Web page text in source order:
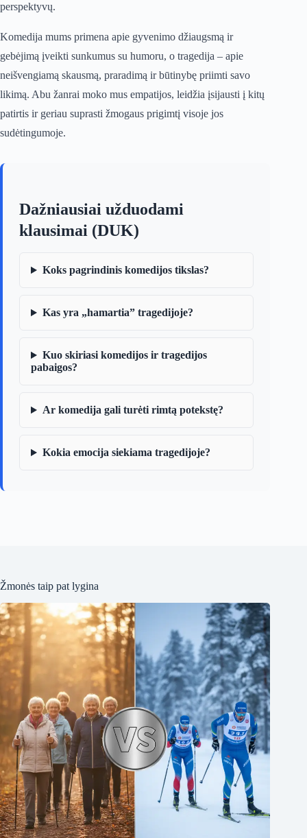
perspektyvų.
Komedija mums primena apie gyvenimo džiaugsmą ir
gebėjimą įveikti sunkumus su humoru, o tragedija – apie
neišvengiamą skausmą, praradimą ir būtinybę priimti savo
likimą. Abu žanrai moko mus empatijos, leidžia įsijausti į kitų
patirtis ir geriau suprasti žmogaus prigimtį visoje jos
sudėtingumoje.
Dažniausiai užduodami
klausimai (DUK)
Koks pagrindinis komedijos tikslas?
Kas yra „hamartia” tragedijoje?
Kuo skiriasi komedijos ir tragedijos
pabaigos?
Ar komedija gali turėti rimtą potekstę?
Kokia emocija siekiama tragedijoje?
Žmonės taip pat lygina